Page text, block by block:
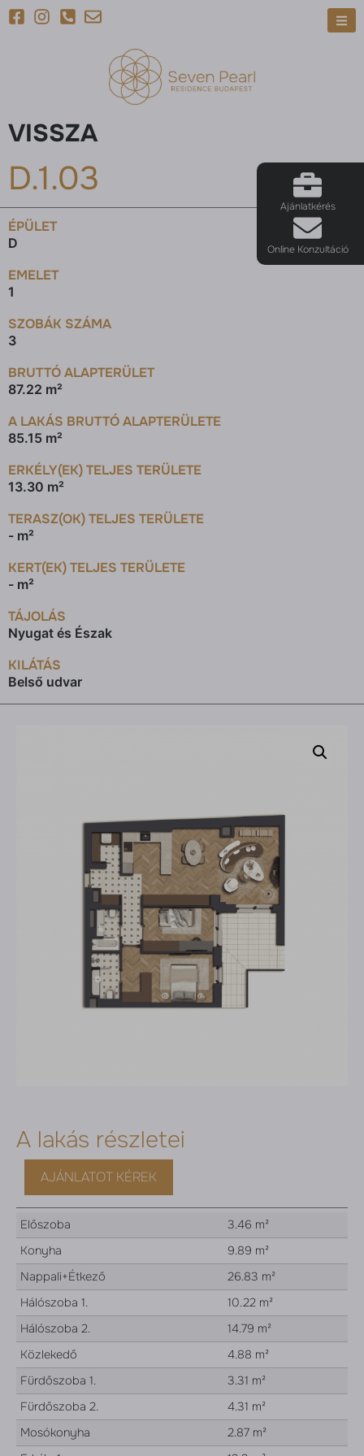
Ajánlatkérés
Online Konzultáció
VISSZA
D.1.03
ÉPÜLET
D
EMELET
1
SZOBÁK SZÁMA
3
BRUTTÓ ALAPTERÜLET
87.22 m²
A LAKÁS BRUTTÓ ALAPTERÜLETE
85.15 m²
ERKÉLY(EK) TELJES TERÜLETE
13.30 m²
TERASZ(OK) TELJES TERÜLETE
- m²
KERT(EK) TELJES TERÜLETE
- m²
TÁJOLÁS
Nyugat és Észak
KILÁTÁS
Belső udvar
A lakás részletei
AJÁNLATOT KÉREK
Előszoba
3.46 m²
Konyha
9.89 m²
Nappali+Étkező
26.83 m²
Hálószoba 1.
10.22 m²
Hálószoba 2.
14.79 m²
Közlekedő
4.88 m²
Fürdőszoba 1.
3.31 m²
Fürdőszoba 2.
4.31 m²
Mosókonyha
2.87 m²